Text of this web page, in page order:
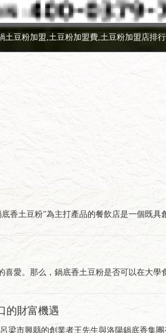
豆粉加盟,土豆粉加盟費,土豆粉加盟店排
香土豆粉”為主打產品的餐飲店是一個既
愛。那么，鍋底香土豆粉是否可以在大
的財富機遇
梁市興縣的創業者王先生與洛陽鍋底香集